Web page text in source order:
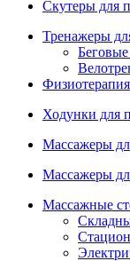
Скутеры для
Тренажеры
Ходунки для
Массажеры
Массажеры
Массажные